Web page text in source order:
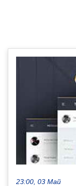
23:00, 03 Май